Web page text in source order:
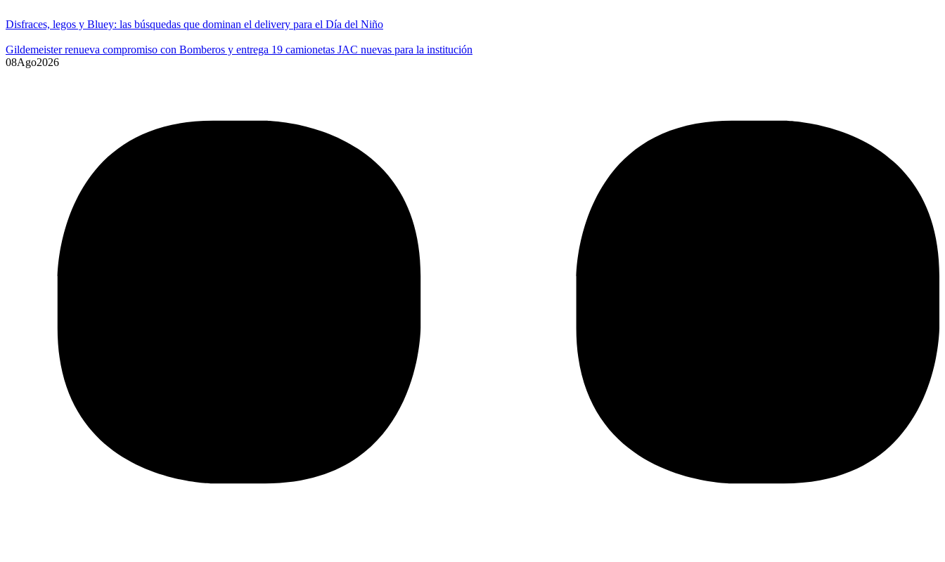
Disfraces, legos y Bluey: las búsquedas que dominan el delivery para el Día del Niño
Gildemeister renueva compromiso con Bomberos y entrega 19 camionetas JAC nuevas para la institución
08Ago2026